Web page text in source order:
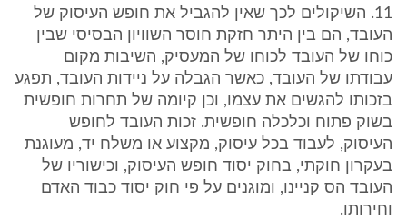
11. השיקולים לכך שאין להגביל את חופש העיסוק של
העובד, הם בין היתר חזקת חוסר השוויון הבסיסי שבין
כוחו של העובד לכוחו של המעסיק, השיבות מקום
עבודתו של העובד, כאשר הגבלה על ניידות העובד, תפגע
בזכותו להגשים את עצמו, וכן קיומה של תחרות חופשית
בשוק פתוח וכלכלה חופשית. זכות העובד לחופש
העיסוק, לעבוד בכל עיסוק, מקצוע או משלח יד, מעוגנת
בעקרון חוקתי, בחוק יסוד חופש העיסוק, וכישוריו של
העובד הס קניינו, ומוגנים על פי חוק יסוד כבוד האדם
וחירותו.